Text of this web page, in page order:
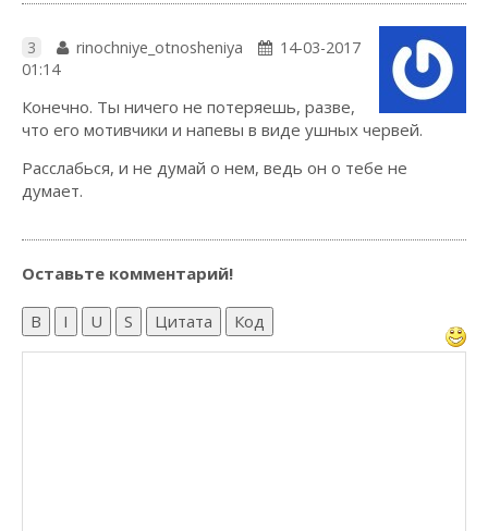
3 rinochniye_otnosheniya
14-03-2017
01:14
Конечно. Ты ничего не потеряешь, разве,
что его мотивчики и напевы в виде ушных червей.
Расслабься, и не думай о нем, ведь он о тебе не
думает.
Оставьте комментарий!
B I U S Цитата Код